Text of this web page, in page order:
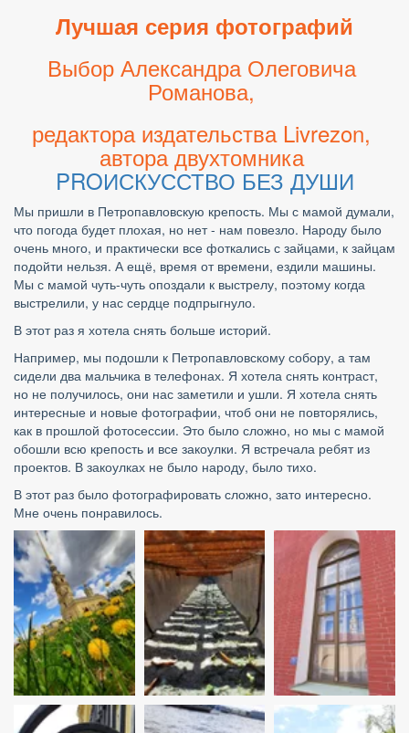
Лучшая серия фотографий
Выбор Александра Олеговича
Романова,
редактора издательства Livrezon,
автора двухтомника
PROИСКУССТВО БЕЗ ДУШИ
Мы пришли в Петропавловскую крепость. Мы с мамой думали,
что погода будет плохая, но нет - нам повезло. Народу было
очень много, и практически все фоткались с зайцами, к зайцам
подойти нельзя. А ещё, время от времени, ездили машины.
Мы с мамой чуть-чуть опоздали к выстрелу, поэтому когда
выстрелили, у нас сердце подпрыгнуло.
В этот раз я хотела снять больше историй.
Например, мы подошли к Петропавловскому собору, а там
сидели два мальчика в телефонах. Я хотела снять контраст,
но не получилось, они нас заметили и ушли. Я хотела снять
интересные и новые фотографии, чтоб они не повторялись,
как в прошлой фотосессии. Это было сложно, но мы с мамой
обошли всю крепость и все закоулки. Я встречала ребят из
проектов. В закоулках не было народу, было тихо.
В этот раз было фотографировать сложно, зато интересно.
Мне очень понравилось.